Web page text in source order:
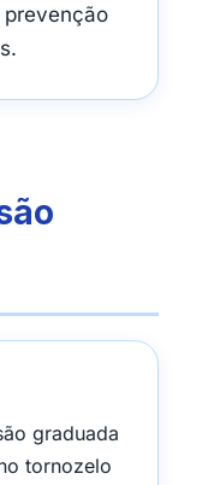
graduada
tornozelo